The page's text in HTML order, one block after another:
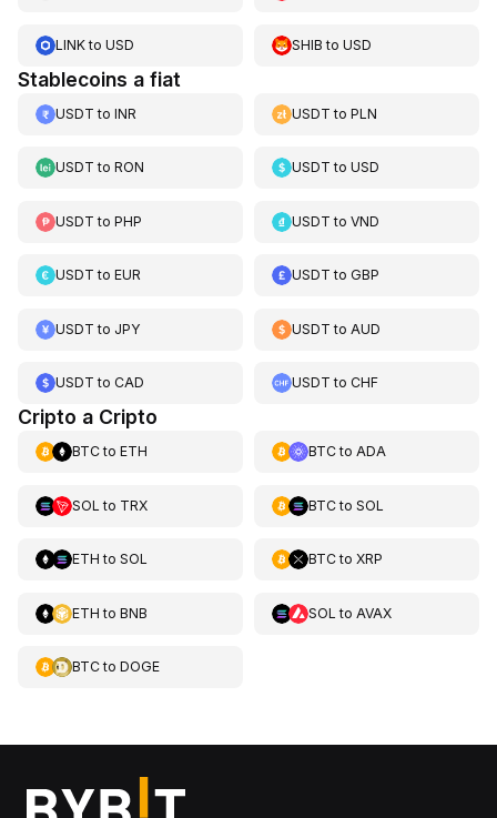
LINKto USD SHIB toUSD
Stablecoins a fiat
USDT to INR USDT toPLN
USDT to RON USDT toUSD
USDT to PHP USDT toVND
USDT to EUR USDT toGBP
USDT to JPY USDT to AUD
USDT to CAD USDT toCHF
Cripto a Cripto
BTCto ETH BTCto ADA
SOL to TRX BTCto SOL
ETH to SOL BTCto XRP
ETH to BNB SOL to AVAX
BTCto DOGE